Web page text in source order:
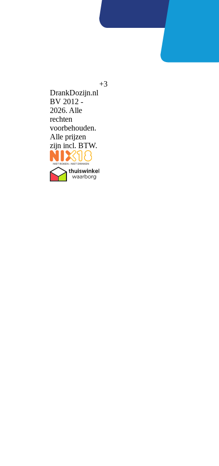
+3
DrankDozijn.nl
BV 2012 -
2026. Alle
rechten
voorbehouden.
Alle prijzen
zijn incl. BTW.